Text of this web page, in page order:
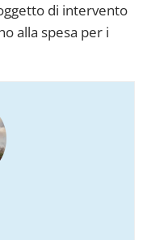
di intervento
alla spesa per i